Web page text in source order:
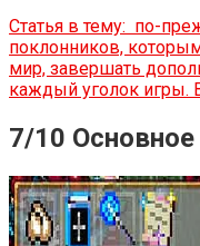
Статья в тему: по-
поклонников,
мир, завершать
каждый уголок игры.
7/10